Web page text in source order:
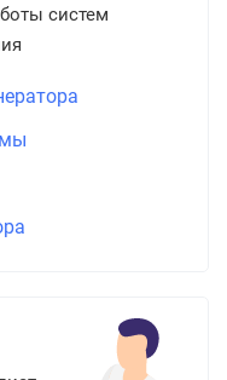
систем